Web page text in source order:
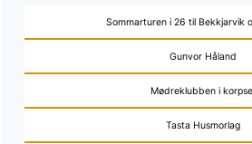
Sommarturen i 26 til Bekkjarvik
Gunvor Håland
Mødreklubben i
Tasta Husmorlag